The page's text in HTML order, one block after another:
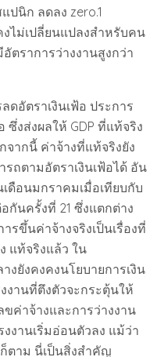
ปนิก ลดลง zero.1
ไม่เปลี่ยนแปลงสำหรับคน
ตราการว่างงานสูงกว่า
อัตราเงินเฟ้อ ประการ
งส่งผลให้ GDP ที่แท้จริง
ากนี้ ค่าจ้างที่แท้จริงยัง
ถตามอัตราเงินเฟ้อได้ อัน
เดือนมกราคมเมื่อเทียบกับ
กันครั้งที่ 21 ซึ่งแตกต่าง
ขึ้นค่าจ้างจริงเป็นเรื่องที่
แท้จริงแล้ว ใน
งยังคงคงนโยบายการเงิน
งานที่ตึงตัวจะกระตุ้นให้
ขค่าจ้างและการว่างงาน
งานเริ่มอ่อนตัวลง แม้ว่า
ตาม นี่เป็นสิ่งสำคัญ